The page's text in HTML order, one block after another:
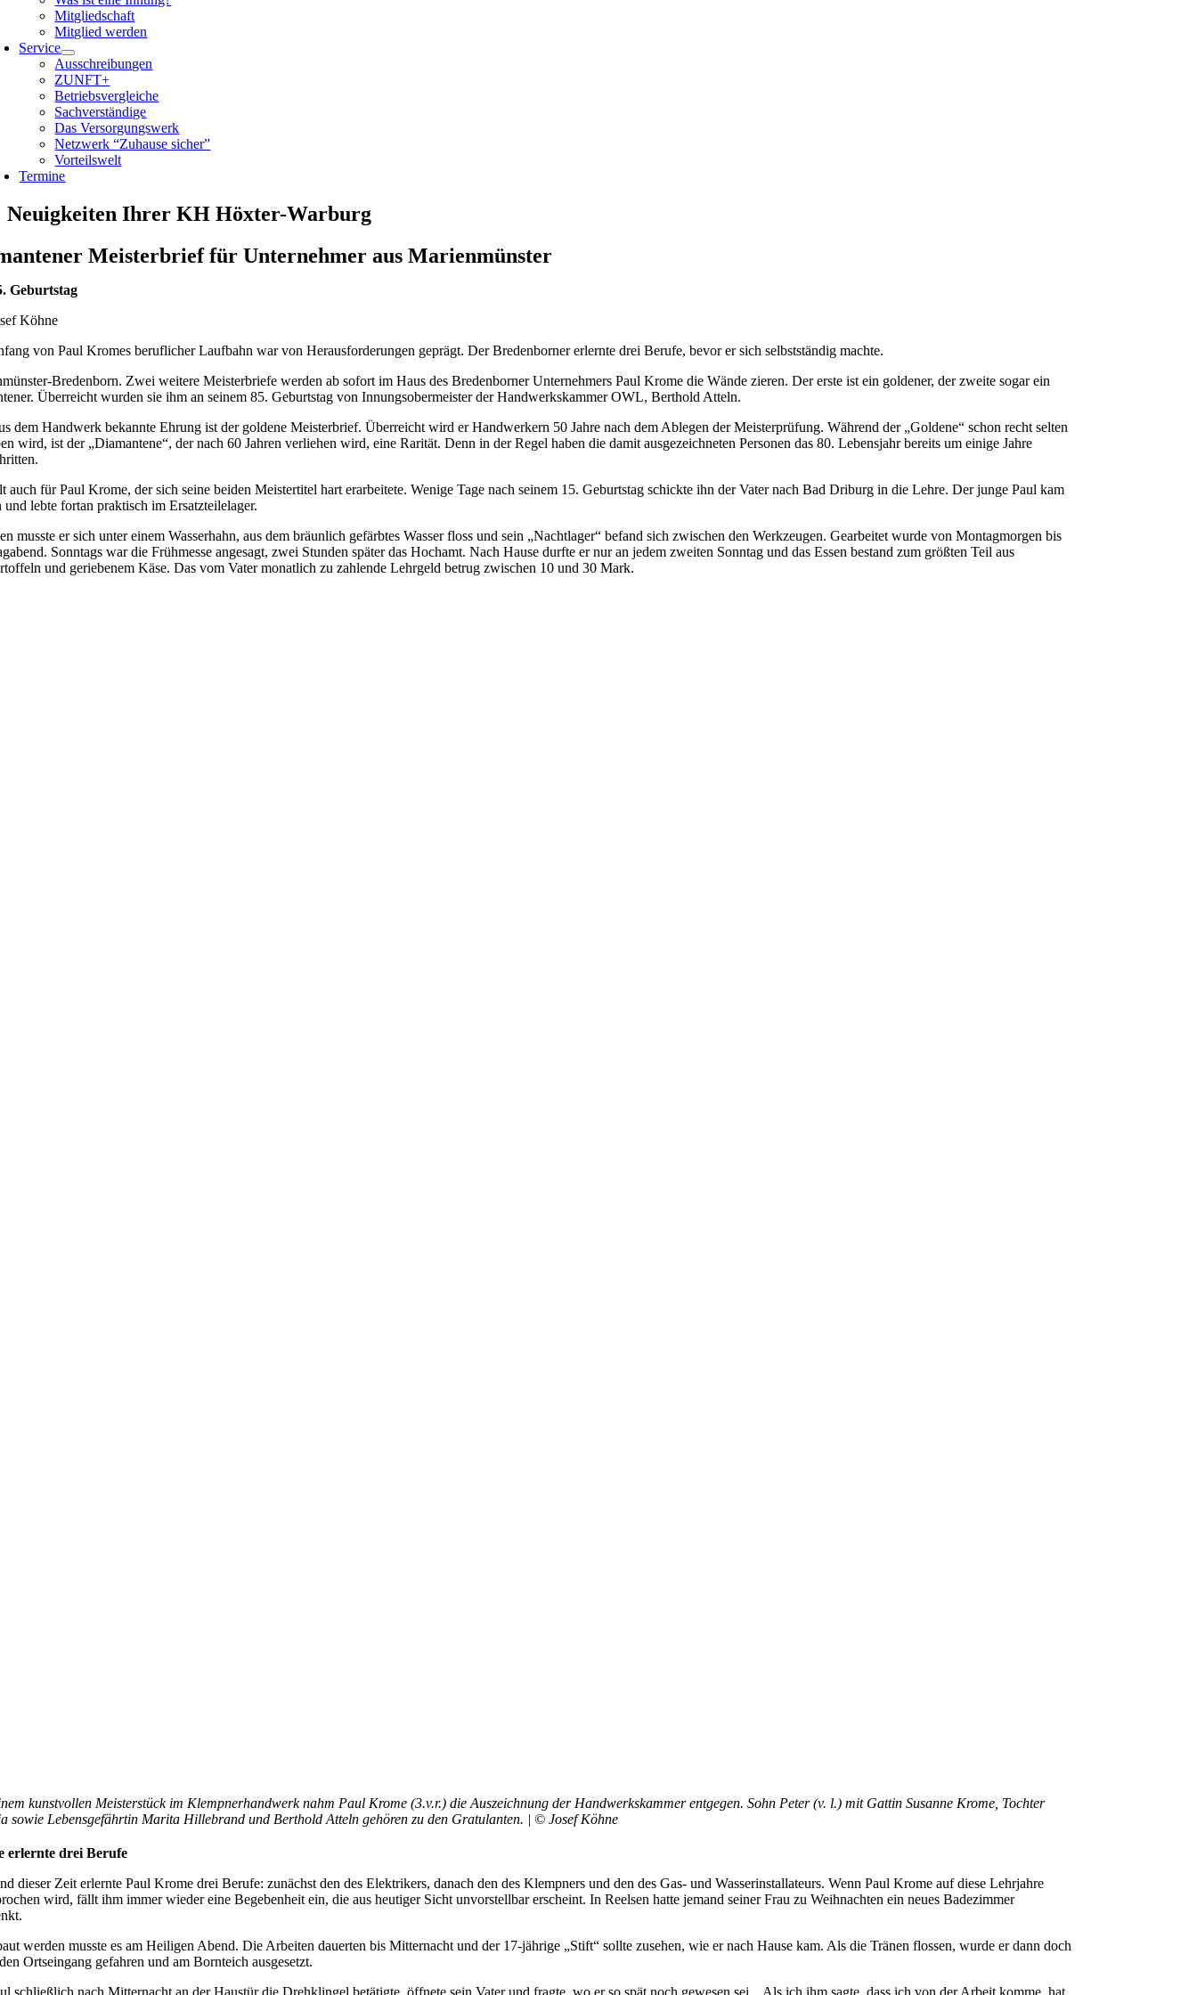
Mitgliedschaft
Mitglied werden
Service
Ausschreibungen
ZUNFT+
Betriebsvergleiche
Sachverständige
Das Versorgungswerk
Netzwerk “Zuhause sicher”
Vorteilswelt
Termine
Neuigkeiten Ihrer KH Höxter-Warburg
Meisterbrief für Unternehmer aus Marienmünster
Geburtstag
Köhne
von Paul Kromes beruflicher Laufbahn war von Herausforderungen geprägt. Der Bredenborner erlernte drei Berufe, bevor er sich selbstständig machte.
Bredenborn. Zwei weitere Meisterbriefe werden ab sofort im Haus des Bredenborner Unternehmers Paul Krome die Wände zieren. Der erste ist ein goldener, der zweite sogar ein
Überreicht wurden sie ihm an seinem 85. Geburtstag von Innungsobermeister der Handwerkskammer OWL, Berthold Atteln.
dem Handwerk bekannte Ehrung ist der goldene Meisterbrief. Überreicht wird er Handwerkern 50 Jahre nach dem Ablegen der Meisterprüfung. Während der „Goldene“ schon recht selten
wird, ist der „Diamantene“, der nach 60 Jahren verliehen wird, eine Rarität. Denn in der Regel haben die damit ausgezeichneten Personen das 80. Lebensjahr bereits um einige Jahre
auch für Paul Krome, der sich seine beiden Meistertitel hart erarbeitete. Wenige Tage nach seinem 15. Geburtstag schickte ihn der Vater nach Bad Driburg in die Lehre. Der junge Paul kam
und lebte fortan praktisch im Ersatzteilelager.
musste er sich unter einem Wasserhahn, aus dem bräunlich gefärbtes Wasser floss und sein „Nachtlager“ befand sich zwischen den Werkzeugen. Gearbeitet wurde von Montagmorgen bis
Sonntags war die Frühmesse angesagt, zwei Stunden später das Hochamt. Nach Hause durfte er nur an jedem zweiten Sonntag und das Essen bestand zum größten Teil aus
und geriebenem Käse. Das vom Vater monatlich zu zahlende Lehrgeld betrug zwischen 10 und 30 Mark.
kunstvollen Meisterstück im Klempnerhandwerk nahm Paul Krome (3.v.r.) die Auszeichnung der Handwerkskammer entgegen. Sohn Peter (v. l.) mit Gattin Susanne Krome, Tochter
sowie Lebensgefährtin Marita Hillebrand und Berthold Atteln gehören zu den Gratulanten. | © Josef Köhne
erlernte drei Berufe
dieser Zeit erlernte Paul Krome drei Berufe: zunächst den des Elektrikers, danach den des Klempners und den des Gas- und Wasserinstallateurs. Wenn Paul Krome auf diese Lehrjahre
wird, fällt ihm immer wieder eine Begebenheit ein, die aus heutiger Sicht unvorstellbar erscheint. In Reelsen hatte jemand seiner Frau zu Weihnachten ein neues Badezimmer
werden musste es am Heiligen Abend. Die Arbeiten dauerten bis Mitternacht und der 17-jährige „Stift“ sollte zusehen, wie er nach Hause kam. Als die Tränen flossen, wurde er dann doch
Ortseingang gefahren und am Bornteich ausgesetzt.
schließlich nach Mitternacht an der Haustür die Drehklingel betätigte, öffnete sein Vater und fragte, wo er so spät noch gewesen sei. „Als ich ihm sagte, dass ich von der Arbeit komme, hat